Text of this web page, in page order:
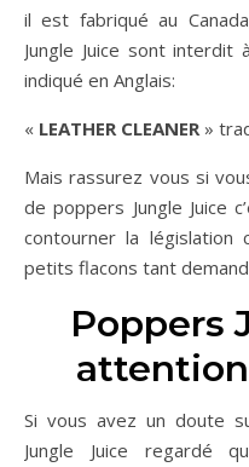
il est fabriqué au
Jungle Juice sont interdit
indiqué en Anglais:
« LEATHER CLEANER»
Mais rassurez vous si
de poppers Jungle Juice
contourner la législation
petits flacons tant
Poppers
Si vous avez un doute
Jungle Juice regardé